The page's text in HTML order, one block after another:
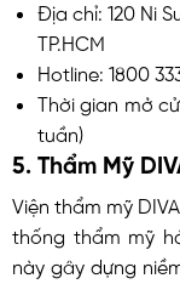
Địa chỉ: 120 Ni
TP.HCM
Hotline: 1800
Thời gian mở
tuần)
5. Thẩm Mỹ
Viện thẩm mỹ
thống thẩm mỹ
này gây dựng